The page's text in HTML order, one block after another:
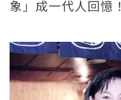
象」成一代人回憶！